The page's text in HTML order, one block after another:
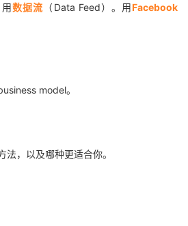
用数据流 （Data Feed）。用Facebook
model。
，以及哪种更适合你。